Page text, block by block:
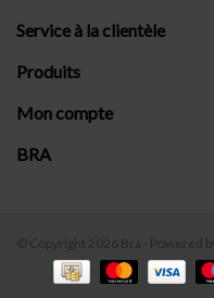
Service à la clientèle
Produits
Mon compte
BRA
© Copyright 2026 Bra - Powered by